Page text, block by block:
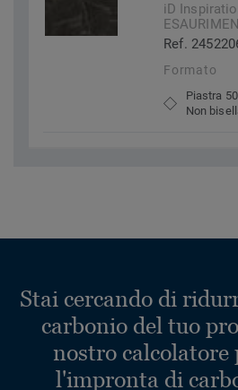
iD
Ref.
Formato
Piastra
Non
Stai cercando di
carbonio del tuo
nostro calcolatore
l'impronta di